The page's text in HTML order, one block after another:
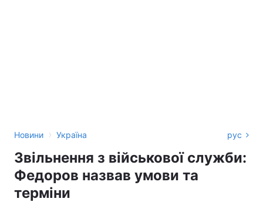
Новини › Україна рус
Звільнення з військової служби:
Федоров назвав умови та
терміни